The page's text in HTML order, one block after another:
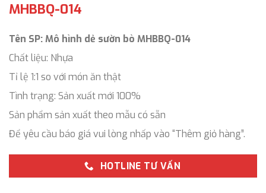
MHBBQ-014
Tên SP: Mô hình dẻ sườn bò MHBBQ-014
Chất liệu: Nhựa
Tỉ lệ 1:1 so với món ăn thật
Tình trạng: Sản xuất mới 100%
Sản phẩm sản xuất theo mẫu có sẵn
Để yêu cầu báo giá vui lòng nhấp vào “Thêm giỏ hàng”.
HOTLINE TƯ VẤN